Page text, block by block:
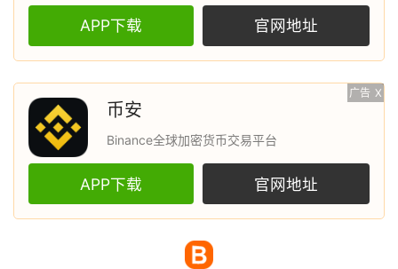
APP下载 官网地址
广告 X
币安
Binance全球加密货币交易平台
APP下载 官网地址